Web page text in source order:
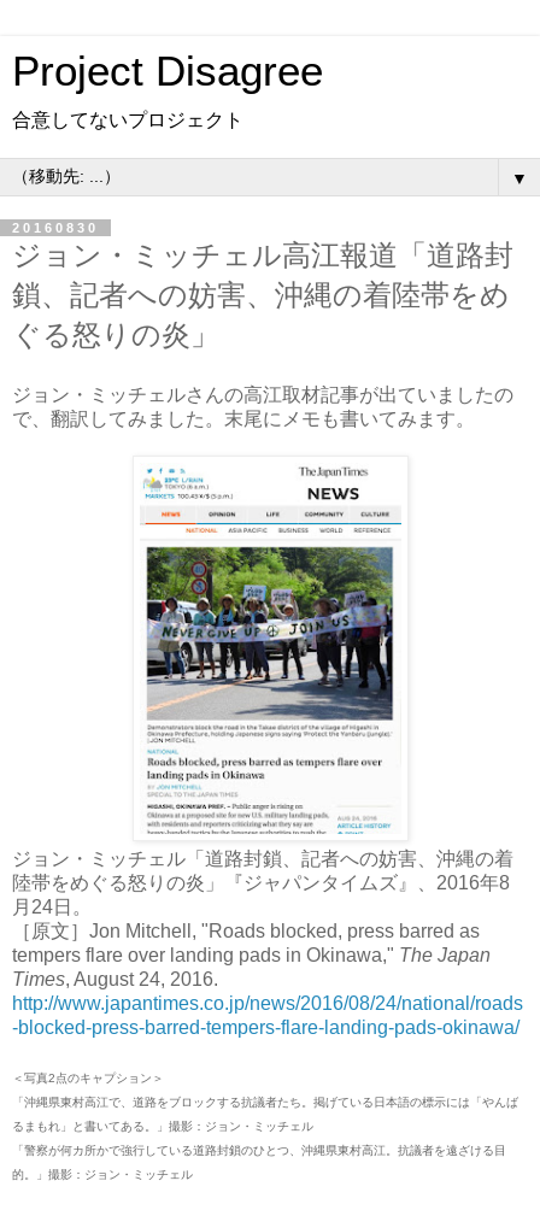
Project Disagree
合意してないプロジェクト
▼
20160830
ジョン・ミッチェル高江報道「道路封
鎖、記者への妨害、沖縄の着陸帯をめ
ぐる怒りの炎」
ジョン・ミッチェルさんの高江取材記事が出ていましたの
で、翻訳してみました。末尾にメモも書いてみます。
ジョン・ミッチェル「道路封鎖、記者への妨害、沖縄の着
陸帯をめぐる怒りの炎」『ジャパンタイムズ』、2016年8
月24日。
［原文］Jon Mitchell, "Roads blocked, press barred as
tempers flare over landing pads in Okinawa," The Japan
Times, August 24, 2016.
http://www.japantimes.co.jp/news/2016/08/24/national/roads
-blocked-press-barred-tempers-flare-landing-pads-okinawa/
＜写真2点のキャプション＞
「沖縄県東村高江で、道路をブロックする抗議者たち。掲げている日本語の標示には「やんば
るまもれ」と書いてある。」撮影：ジョン・ミッチェル
「警察が何カ所かで強行している道路封鎖のひとつ、沖縄県東村高江。抗議者を遠ざける目
的。」撮影：ジョン・ミッチェル